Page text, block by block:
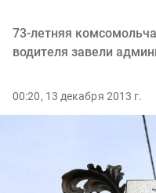
73-летняя
водителя завели
00:20, 13 декабря 2013 г.